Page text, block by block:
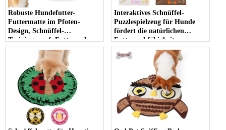
Robuste Hundefutter-
Futtermatte im Pfoten-
Design, Schnüffel-
Trainingsnapf, Futtersuche-
Futtermatte für Haustiere
Interaktives Schnüffel-
Puzzlespielzeug für Hunde
fördert die natürlichen
Futtersuchfähigkeiten.
Geruchstraining für große
Hunderassen. Futtermatte